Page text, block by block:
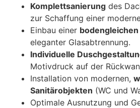
Komplettsanierung des
zur Schaffung einer
Einbau einer
eleganter Glasabtrennung.
Individuelle
Motivdruck auf der
Installation von modernen,
Sanitärobjekten (WC und
Optimale Ausnutzung und